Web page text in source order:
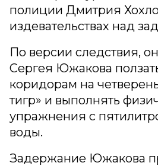
полиции Дмитрия
издевательствах над
По версии следствия, он
Сергея Южакова
коридорам на
тигр» и выполнять
упражнения с
воды.
Задержание Южакова